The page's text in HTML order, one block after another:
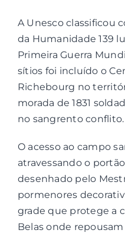
A Unesco classificou
da Humanidade 139
Primeira Guerra
sítios foi incluído o
Richebourg no
morada de 1831
no sangrento conflito.
O acesso ao campo
atravessando o
desenhado pelo
pormenores
grade que protege a
Belas onde